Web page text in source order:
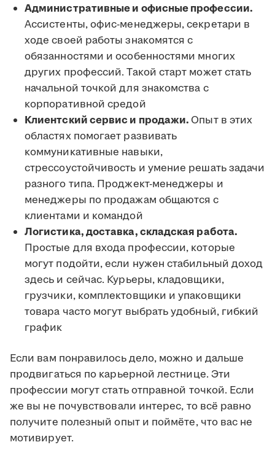
Административные и офисные профессии.
Ассистенты, офис-менеджеры, секретари в
ходе своей работы знакомятся с
обязанностями и особенностями многих
других профессий. Такой старт может стать
начальной точкой для знакомства с
корпоративной средой
Клиентский сервис и продажи. Опыт в этих
областях помогает развивать
коммуникативные навыки,
стрессоустойчивость и умение решать задачи
разного типа. Проджект-менеджеры и
менеджеры по продажам общаются с
клиентами и командой
Логистика, доставка, складская работа.
Простые для входа профессии, которые
могут подойти, если нужен стабильный доход
здесь и сейчас. Курьеры, кладовщики,
грузчики, комплектовщики и упаковщики
товара часто могут выбрать удобный, гибкий
график
Если вам понравилось дело, можно и дальше
продвигаться по карьерной лестнице. Эти
профессии могут стать отправной точкой. Если
же вы не почувствовали интерес, то всё равно
получите полезный опыт и поймёте, что вас не
мотивирует.